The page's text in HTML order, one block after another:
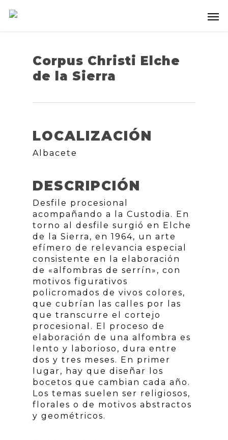
Corpus Christi Elche
de la Sierra
LOCALIZACIÓN
Albacete
DESCRIPCIÓN
Desfile procesional
acompañando a la Custodia. En
torno al desfile surgió en Elche
de la Sierra, en 1964, un arte
efímero de relevancia especial
consistente en la elaboración
de «alfombras de serrín», con
motivos figurativos
policromados de vivos colores,
que cubrían las calles por las
que transcurre el cortejo
procesional. El proceso de
elaboración de una alfombra es
lento y laborioso, dura entre
dos y tres meses. En primer
lugar, hay que diseñar los
bocetos que cambian cada año.
Los temas suelen ser religiosos,
florales o de motivos abstractos
y geométricos.